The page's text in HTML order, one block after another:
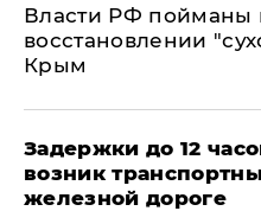
Власти РФ пойманы
восстановлении
Крым
Задержки до 12
возник
железной дороге